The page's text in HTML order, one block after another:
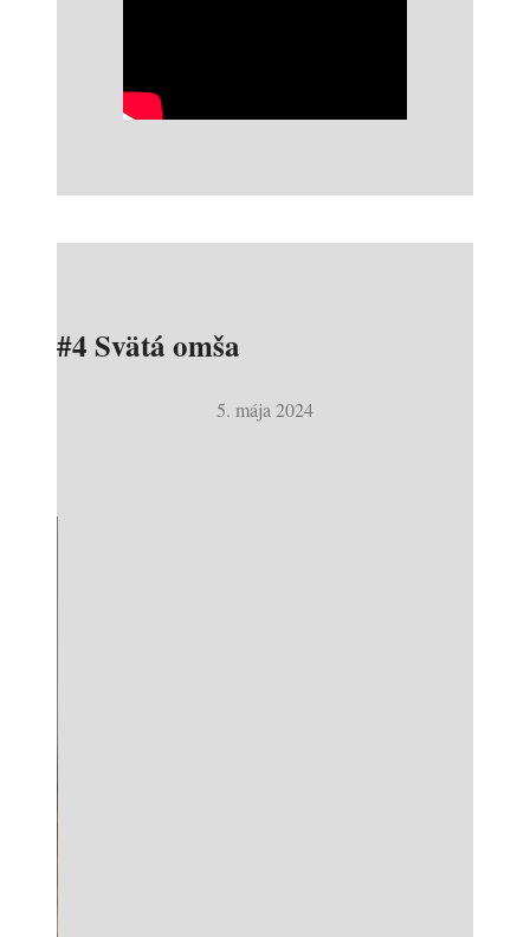
#4 Svätá omša
5. mája 2024